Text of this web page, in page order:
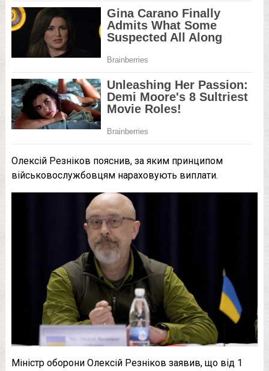
Олексій Резніков пояснив, за яким принципом
військовослужбовцям нараховують виплати.
Міністр оборони Олексій Резніков заявив, що від 1